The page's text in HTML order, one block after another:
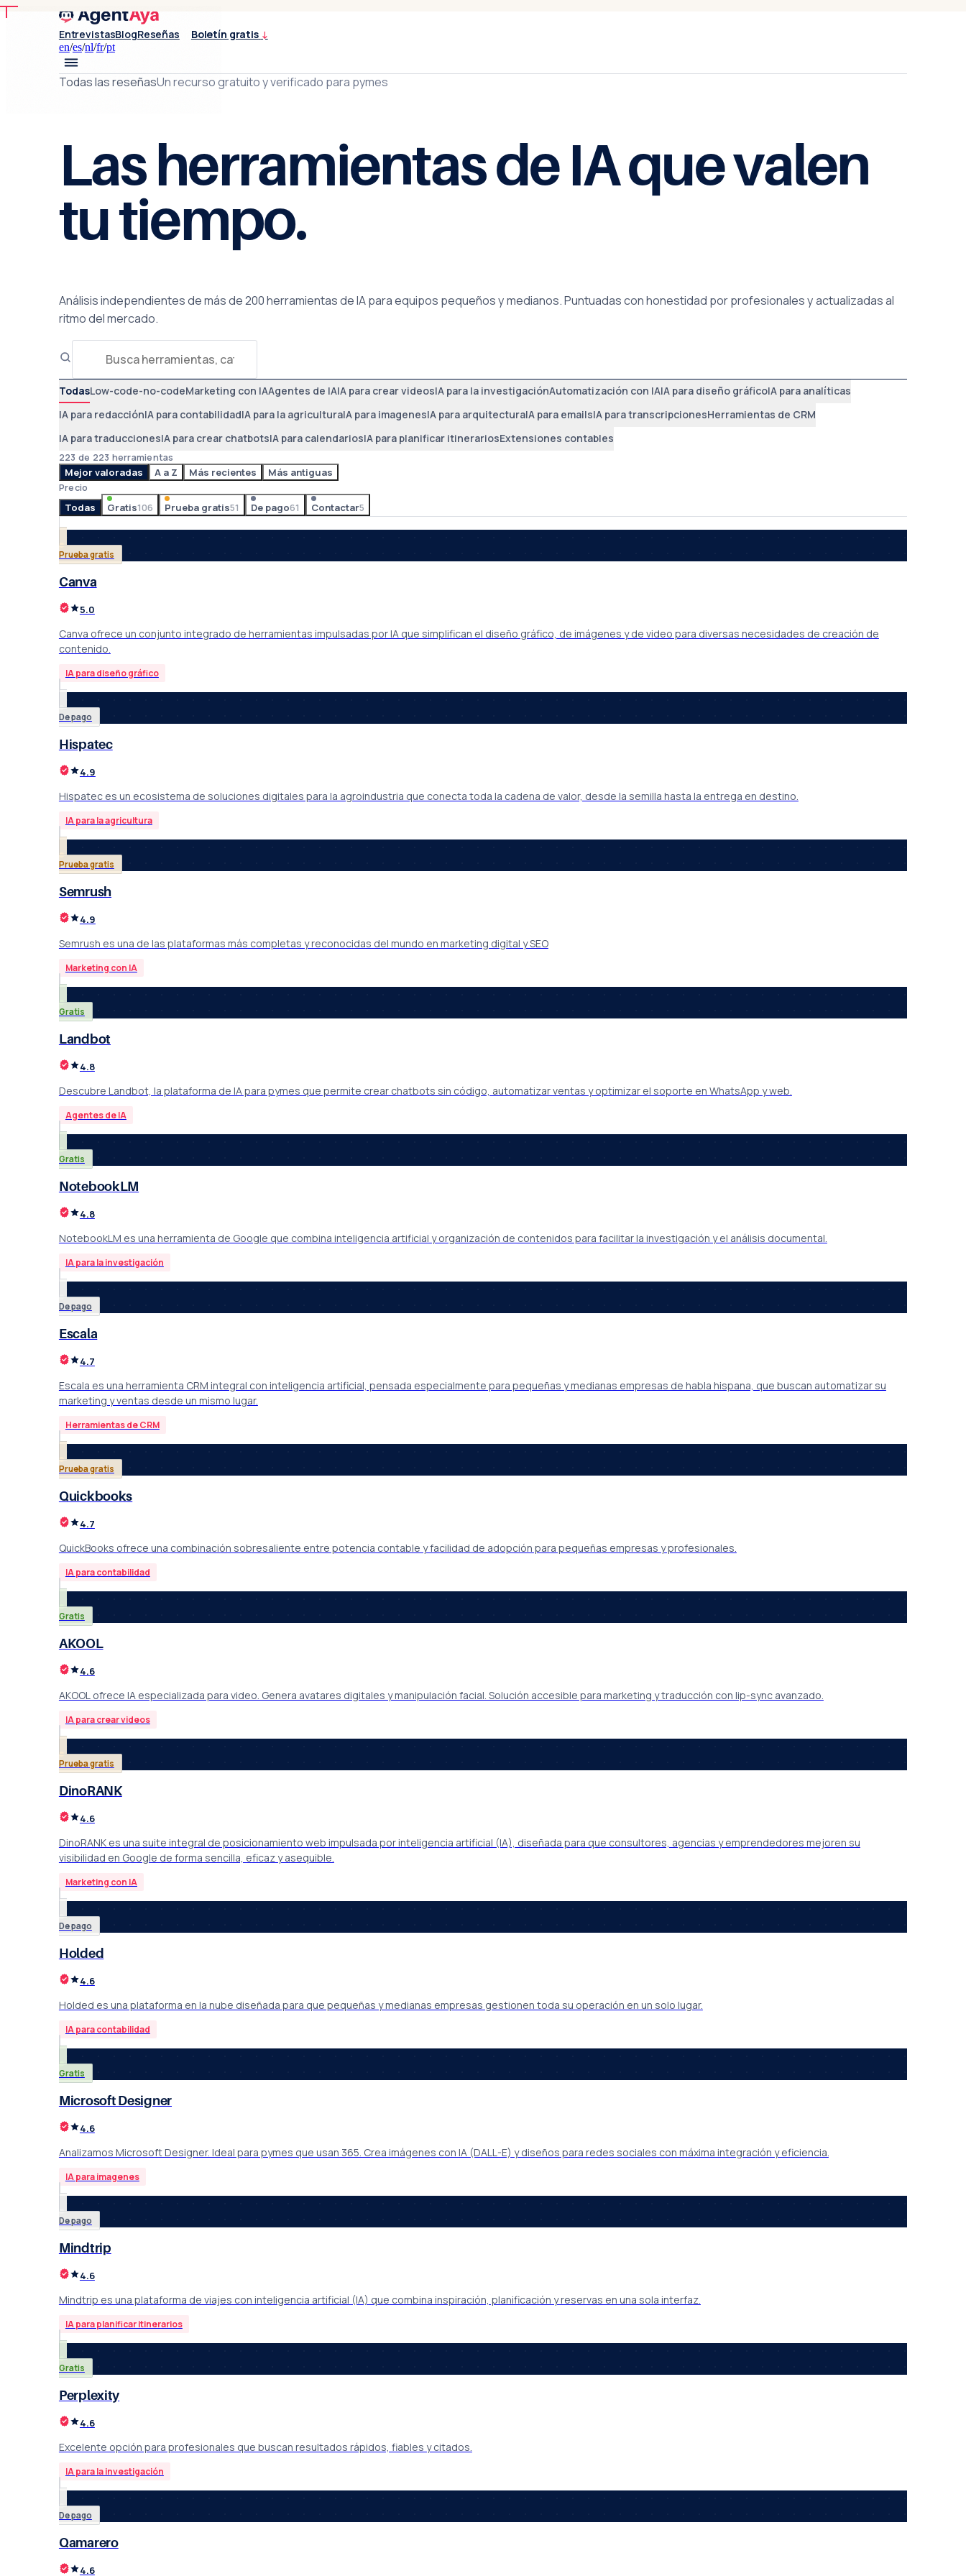
EntrevistasBlogReseñas Boletín gratis ↓
en/es/nl/fr/pt
Todas las reseñasUn recurso gratuito y verificado para pymes
Las herramientas de IA quevalen
tu tiempo.
Análisis independientes de más de 200 herramientas de IA para equipos pequeños y medianos. Puntuadas con honestidad por profesionales y actualizadas al
ritmo del mercado.
TodasLow-code-no-codeMarketing con IAAgentes de IAIA para crear videosIA para la investigaciónAutomatización con IAIA para diseño gráficoIA para analíticas
IA para redacciónIA para contabilidadIA para la agriculturaIA para imagenesIA para arquitecturaIA para emailsIA para transcripcionesHerramientas de CRM
IA para traduccionesIA para crear chatbotsIA para calendariosIA para planificar itinerariosExtensiones contables
223 de 223 herramientas
Mejor valoradas A a Z Más recientes Más antiguas
Precio
Todas Gratis106 Prueba gratis51 De pago61 Contactar5
Prueba gratis
Canva
5.0
Canva ofrece un conjunto integrado de herramientas impulsadas por IA que simplifican el diseño gráfico, de imágenes y de video para diversas necesidades de creación de
contenido.
IA para diseño gráfico
De pago
Hispatec
4.9
Hispatec es un ecosistema de soluciones digitales para la agroindustria que conecta toda la cadena de valor, desde la semilla hasta la entrega en destino.
IA para la agricultura
Prueba gratis
Semrush
4.9
Semrush es una de las plataformas más completas y reconocidas del mundo en marketing digital y SEO
Marketing con IA
Gratis
Landbot
4.8
Descubre Landbot, la plataforma de IA para pymes que permite crear chatbots sin código, automatizar ventas y optimizar el soporte en WhatsApp y web.
Agentes de IA
Gratis
NotebookLM
4.8
NotebookLM es una herramienta de Google que combina inteligencia artificial y organización de contenidos para facilitar la investigación y el análisis documental.
IA para la investigación
De pago
Escala
4.7
Escala es una herramienta CRM integral con inteligencia artificial, pensada especialmente para pequeñas y medianas empresas de habla hispana, que buscan automatizar su
marketing y ventas desde un mismo lugar.
Herramientas de CRM
Prueba gratis
Quickbooks
4.7
QuickBooks ofrece una combinación sobresaliente entre potencia contable y facilidad de adopción para pequeñas empresas y profesionales.
IA para contabilidad
Gratis
AKOOL
4.6
AKOOL ofrece IA especializada para video. Genera avatares digitales y manipulación facial. Solución accesible para marketing y traducción con lip-sync avanzado.
IA para crear videos
Prueba gratis
DinoRANK
4.6
DinoRANK es una suite integral de posicionamiento web impulsada por inteligencia artificial (IA), diseñada para que consultores, agencias y emprendedores mejoren su
visibilidad en Google de forma sencilla, eficaz y asequible.
Marketing con IA
De pago
Holded
4.6
Holded es una plataforma en la nube diseñada para que pequeñas y medianas empresas gestionen toda su operación en un solo lugar.
IA para contabilidad
Gratis
Microsoft Designer
4.6
Analizamos Microsoft Designer. Ideal para pymes que usan 365. Crea imágenes con IA (DALL-E) y diseños para redes sociales con máxima integración y eficiencia.
IA para imagenes
De pago
Mindtrip
4.6
Mindtrip es una plataforma de viajes con inteligencia artificial (IA) que combina inspiración, planificación y reservas en una sola interfaz.
IA para planificar itinerarios
Gratis
Perplexity
4.6
Excelente opción para profesionales que buscan resultados rápidos, fiables y citados.
IA para la investigación
De pago
Qamarero
4.6